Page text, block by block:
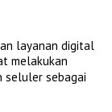
layanan digital
melakukan
seluler sebagai